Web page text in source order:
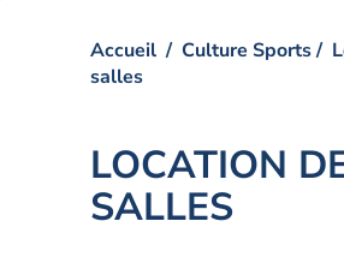
Accueil Culture Sports
salles
LOCATION
SALLES